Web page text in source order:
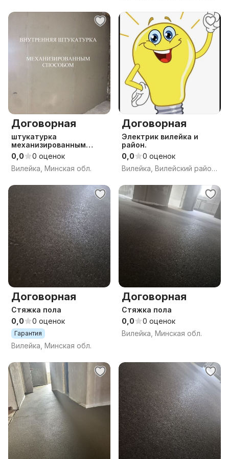
Договорная
штукатурка
механизированным
способом
0,0
0 оценок
Вилейка, Минская обл.
Договорная
Электрик вилейка и
район.
0,0
0 оценок
Вилейка, Вилейский район, Минская область
Договорная
Стяжка пола
0,0
0 оценок
Гарантия
Вилейка, Минская обл.
Договорная
Стяжка пола
0,0
0 оценок
Вилейка, Минская обл.